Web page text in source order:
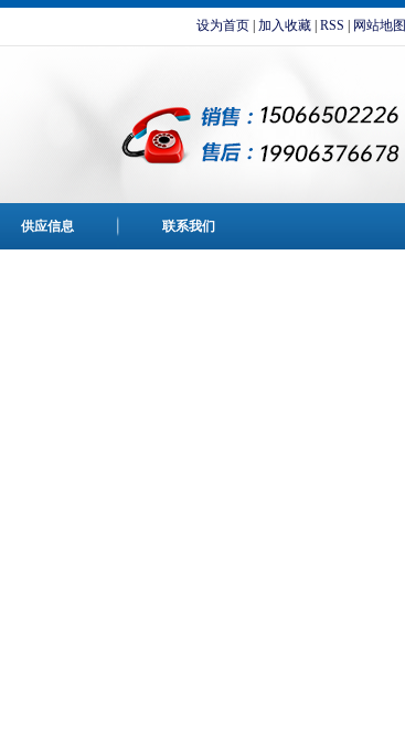
设为首页 加入收藏 RSS 网站地图
供应信息 联系我们